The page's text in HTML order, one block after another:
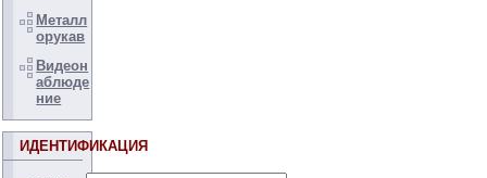
Металл
орукав
Видеон
аблюде
ние
ИДЕНТИФИКАЦИЯ